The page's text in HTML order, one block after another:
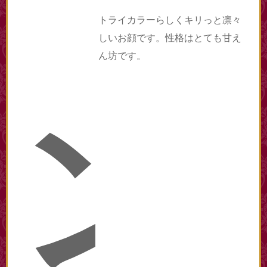
ン
トライカラーらしくキリっと凛々
しいお顔です。性格はとても甘え
ん坊です。